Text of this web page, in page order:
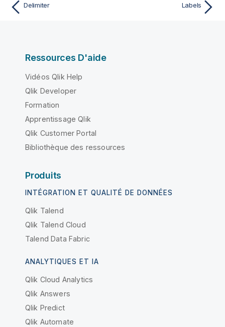
Delimiter Labels
Ressources D'aide
Vidéos Qlik Help
Qlik Developer
Formation
Apprentissage Qlik
Qlik Customer Portal
Bibliothèque des ressources
Produits
INTÉGRATION ET QUALITÉ DE DONNÉES
Qlik Talend
Qlik Talend Cloud
Talend Data Fabric
ANALYTIQUES ET IA
Qlik Cloud Analytics
Qlik Answers
Qlik Predict
Qlik Automate